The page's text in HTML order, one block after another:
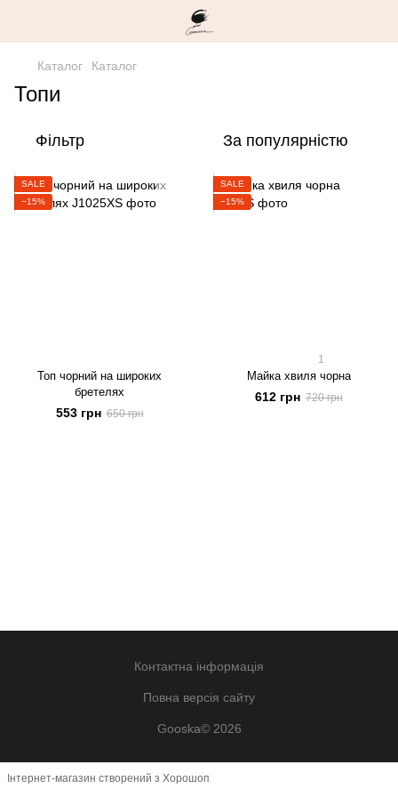
Каталог Каталог
Топи
Фільтр За популярністю
SALE
−15%
Топ чорний на широких
бретелях
553 грн 650 грн
SALE
−15%
1
Майка хвиля чорна
612 грн 720 грн
Контактна інформація
Повна версія сайту
Gooska© 2026
Інтернет-магазин створений з Хорошоп